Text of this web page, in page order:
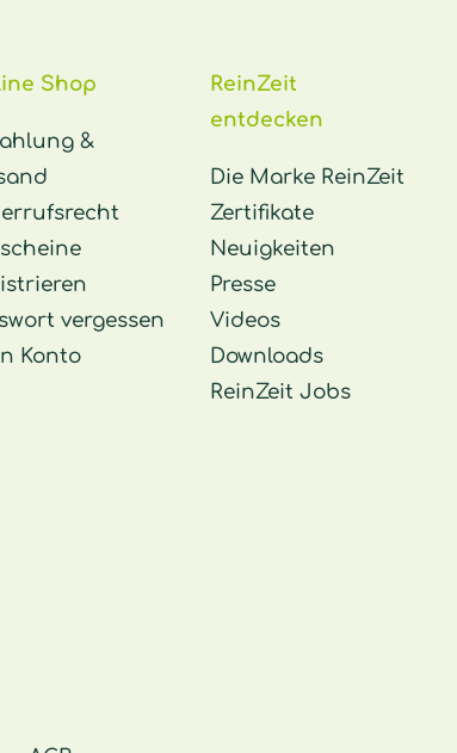
Shop
&
vergessen
Konto
ReinZeit
entdecken
Die Marke ReinZeit
Zertifikate
Neuigkeiten
Presse
Videos
Downloads
ReinZeit Jobs